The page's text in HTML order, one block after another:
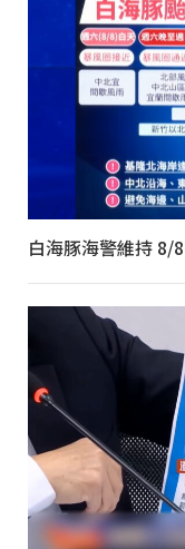
白海豚海警維持 8/